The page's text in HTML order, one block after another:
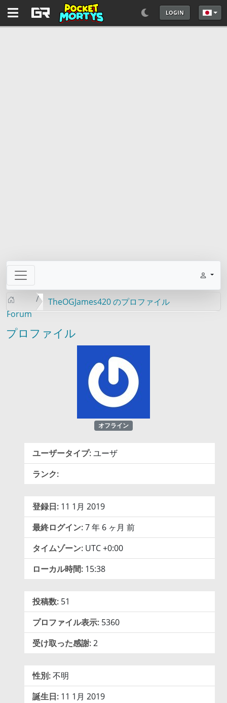
LOGIN あなた
Forum
TheOGJames420 のプロファイル
プロファイル
オフライン
ユーザータイプ:ユーザ
ランク:
登録日: 11 1月 2019
最終ログイン:7 年 6 ヶ月 前
タイムゾーン: UTC +0:00
ローカル時間: 15:38
投稿数: 51
プロファイル表示: 5360
受け取った感謝:2
性別:不明
誕生日: 11 1月 2019